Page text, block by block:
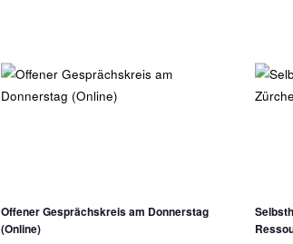
Offener Gesprächskreis am Donnerstag
(Online)